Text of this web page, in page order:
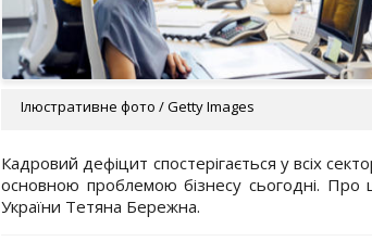
Ілюстративне фото / Getty Images
Кадровий дефіцит спостерігається у всіх
основною проблемою бізнесу сьогодні. Про
України Тетяна Бережна.